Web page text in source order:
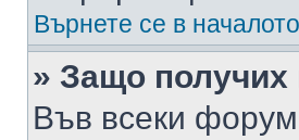
Върнете се в началото
» Защо
Във всеки